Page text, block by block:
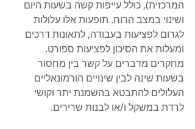
המרכזית), כולל עייפות קשה בשעות היום
ושינוי במצב הרוח. תופעות אלו עלולות
לגרום לפציעות בעבודה, לתאונות דרכים
ומעלות את הסיכון לפציעות ספורט.
מחקרים מדברים על קשר בין מחסור
בשעות שינה לבין שינויים הורמונאליים
העלולים להתבטא בהשמנת יתר וקושי
לרדת במשקל ו/או לבנות שרירים.